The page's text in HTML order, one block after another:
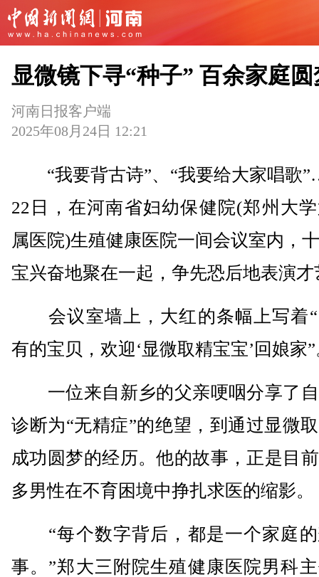
显微镜下寻“种子” 百余家庭圆
河南日报客户端
2025年08月24日 12:21
“我要背古诗”、“我要给大家唱歌
22日，在河南省妇幼保健院(郑州大
属医院)生殖健康医院一间会议室内，
宝兴奋地聚在一起，争先恐后地表演才
会议室墙上，大红的条幅上写着“
有的宝贝，欢迎‘显微取精宝宝’回娘家
一位来自新乡的父亲哽咽分享了
诊断为“无精症”的绝望，到通过显微
成功圆梦的经历。他的故事，正是目
多男性在不育困境中挣扎求医的缩影。
“每个数字背后，都是一个家庭的
事。”郑大三附院生殖健康医院男科